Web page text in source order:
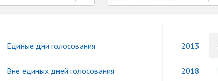
Единые дни голосования
Вне единых дней голосования
2013
2018